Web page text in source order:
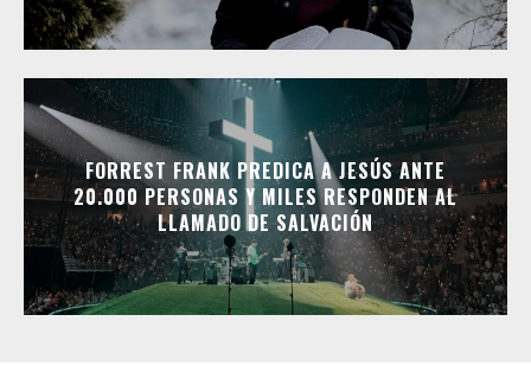
FORREST FRANK PREDICA A JESÚS ANTE
20.000 PERSONAS Y MILES RESPONDEN AL
LLAMADO DE SALVACIÓN